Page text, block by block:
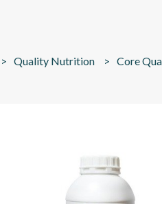
Quality Nutrition Core